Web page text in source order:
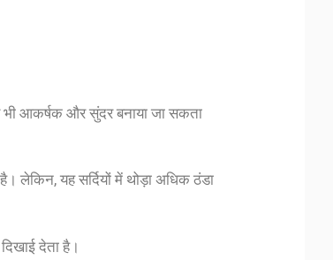
भी आकर्षक और सुंदर बनाया जा सकता
लेकिन, यह सर्दियों में थोड़ा अधिक ठंडा
देता है।